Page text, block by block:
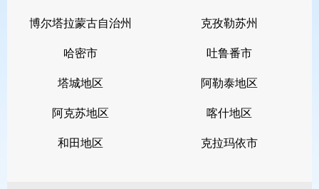
博尔塔拉蒙古自治州 克孜勒苏州
哈密市 吐鲁番市
塔城地区 阿勒泰地区
阿克苏地区 喀什地区
和田地区 克拉玛依市